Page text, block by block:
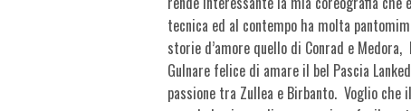
tecnica ed al contempo ha molta
storie d’amore quello di Conrad e Medora,
Gulnare felice di amare il bel Pascia
passione tra Zullea e Birbanto. Voglio che